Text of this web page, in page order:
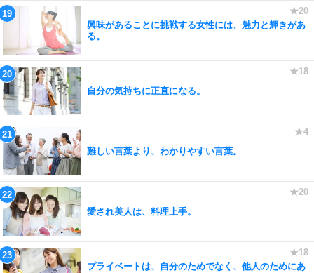
興味があることに挑戦する女性には、魅力と輝きがあ
る。
自分の気持ちに正直になる。
難しい言葉より、わかりやすい言葉。
愛され美人は、料理上手。
プライベートは、自分のためでなく、他人のためにあ